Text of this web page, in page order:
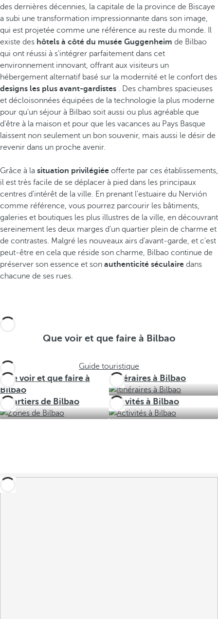
des dernières décennies, la capitale de la province de Biscaye
a subi une transformation impressionnante dans son image,
qui est projetée comme une référence au reste du monde. Il
existe des hôtels à côté du musée Guggenheim de Bilbao
qui ont réussi à s'intégrer parfaitement dans cet
environnement innovant, offrant aux visiteurs un
hébergement alternatif basé sur la modernité et le confort des
designs les plus avant-gardistes . Des chambres spacieuses
et décloisonnées équipées de la technologie la plus moderne
pour qu'un séjour à Bilbao soit aussi ou plus agréable que
d'être à la maison et pour que les vacances au Pays Basque
laissent non seulement un bon souvenir, mais aussi le désir de
revenir dans un proche avenir.
Grâce à la situation privilégiée offerte par ces établissements,
il est très facile de se déplacer à pied dans les principaux
centres d'intérêt de la ville. En prenant l'estuaire du Nervión
comme référence, vous pourrez parcourir les bâtiments,
galeries et boutiques les plus illustres de la ville, en découvrant
sereinement les deux marges d'un quartier plein de charme et
de contrastes. Malgré les nouveaux airs d'avant-garde, et c'est
peut-être en cela que réside son charme, Bilbao continue de
préserver son essence et son authenticité séculaire dans
chacune de ses rues.
Que voir et que faire à Bilbao
Guide touristique
Que voir et que faire à
Bilbao
Itinéraires à Bilbao
Quartiers de Bilbao Activités à Bilbao